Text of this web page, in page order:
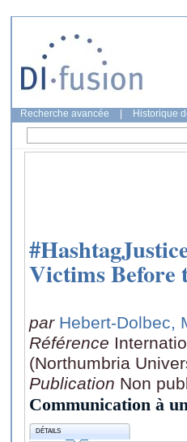
Recherche avancée Historique
Victims
par Hebert-Dolbec,
Référence
(Northumbria
Publication Non
Communication à
DÉTAILS